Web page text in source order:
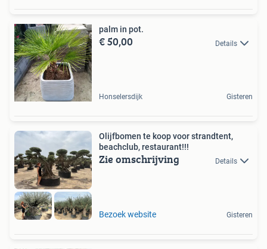
palm in pot.
€ 50,00 Details
Honselersdijk Gisteren
Olijfbomen te koop voor strandtent,
beachclub, restaurant!!!
Zie omschrijving Details
Bezoek website Gisteren